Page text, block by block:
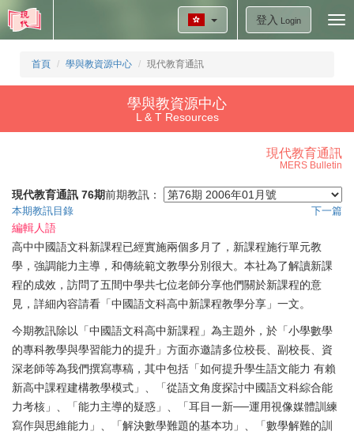
登入 Login
首頁 學與教資源中心 現代教育通訊
學與教資源中心
L & T Resources
現代教育通訊
MERS Bulletin
現代教育通訊 76期前期教訊：
本期教訊目錄 下一篇
編輯人語
高中中國語文科新課程已經實施兩個多月了，新課程施行單元教
學，強調能力主導，和傳統範文教學分別很大。本社為了解讀新課
程的成效，訪問了五間中學共七位老師分享他們關於新課程的意
見，詳細內容請看「中國語文科高中新課程教學分享」一文。
今期教訊除以「中國語文科高中新課程」為主題外，於「小學數學
的專科教學與學習能力的提升」方面亦邀請多位校長、副校長、資
深老師等為我們撰寫專稿，其中包括「如何提升學生語文能力 有賴
新高中課程建構教學模式」、「從語文角度探討中國語文科綜合能
力考核」、「能力主導的疑惑」、「耳目一新──運用視像媒體訓練
寫作與思維能力」、「解決數學難題的基本功」、「數學解難的訓